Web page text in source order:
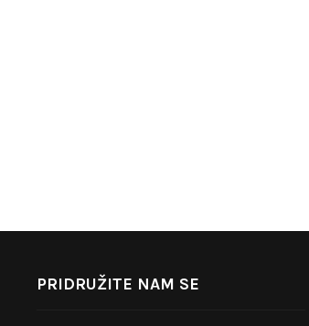
PRIDRUŽITE NAM SE